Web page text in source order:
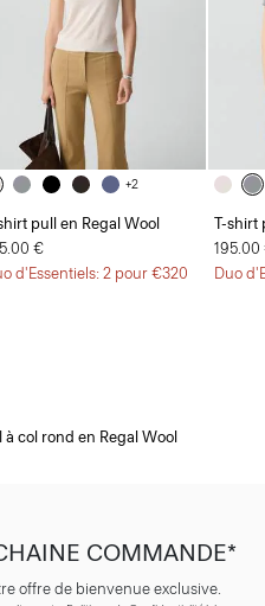
+2
pull en Regal Wool
€
d'Essentiels: 2 pour €320
T-shirt
195.00
Duo
à col rond en Regal Wool
COMMANDE*
offre de bienvenue exclusive.